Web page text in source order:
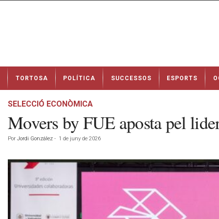
t
TORTOSA POLÍTICA SUCCESSOS ESPORTS
SELECCIÓ ECONÒMICA
Movers by FUE aposta pel
Por Jordi González - 1 de juny de 2026